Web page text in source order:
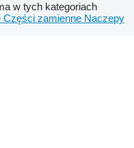
w tych kategoriach
Części zamienne Naczepy